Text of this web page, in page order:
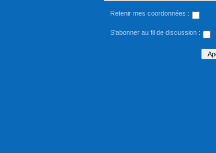
Retenir mes coordonnées :
S'abonner au fil de discussion :